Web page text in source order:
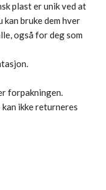
plast er unik ved at
kan bruke dem hver
også for deg som
forpakningen.
ikke returneres